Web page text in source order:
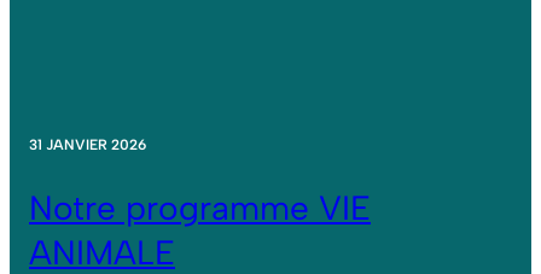
31 JANVIER 2026
Notre programme VIE
ANIMALE